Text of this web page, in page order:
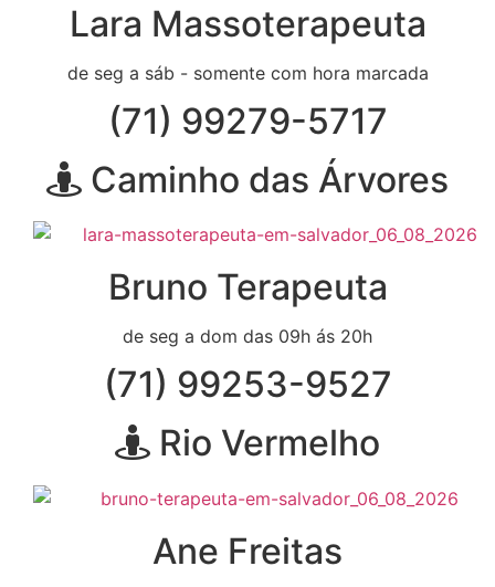
Lara Massoterapeuta
de seg a sáb - somente com hora marcada
(71) 99279-5717
Caminho das Árvores
Bruno Terapeuta
de seg a dom das 09h ás 20h
(71) 99253-9527
Rio Vermelho
Ane Freitas